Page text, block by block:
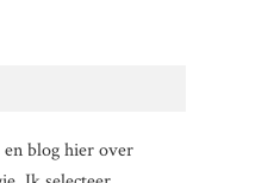
blog hier over